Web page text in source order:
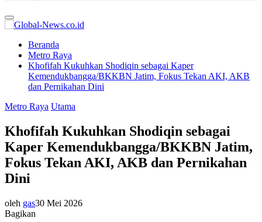
Primary
Menu
Beranda
Metro Raya
Khofifah Kukuhkan Shodiqin sebagai Kaper
Kemendukbangga/BKKBN Jatim, Fokus Tekan AKI, AKB
dan Pernikahan Dini
Metro Raya Utama
Khofifah Kukuhkan Shodiqin sebagai
Kaper Kemendukbangga/BKKBN Jatim,
Fokus Tekan AKI, AKB dan Pernikahan
Dini
oleh gas30 Mei 2026
Bagikan